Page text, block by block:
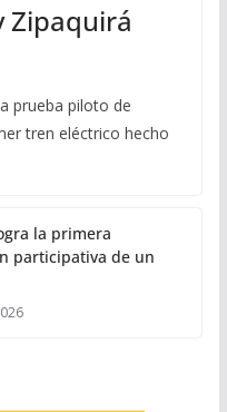
Zipaquirá
prueba piloto de
tren eléctrico hecho
la primera
participativa de un